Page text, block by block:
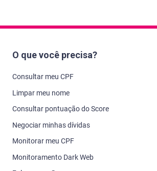
O que você precisa?
Consultar meu CPF
Limpar meu nome
Consultar pontuação do Score
Negociar minhas dívidas
Monitorar meu CPF
Monitoramento Dark Web